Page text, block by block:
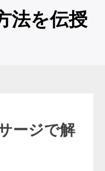
法を伝授
ージで解